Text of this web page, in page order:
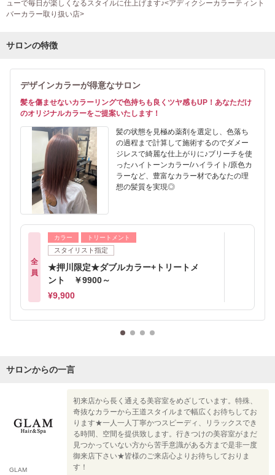
ューで毎日が楽しくなるスタイルに仕上げます♪<アディクシーカラーティント
バーカラー取り扱い店>
サロンの特徴
デザインカラーが得意なサロン
髪を傷ませないカラーリングで色持ちも良くツヤ感もUP！あなただけ
のオリジナルカラーをご提案いたします！
髪の状態を見極め薬剤を選定し、色落ち
の過程まで計算して施術するのでダメー
ジレスで綺麗な仕上がりに♪ブリーチを使
ったハイトーンカラー/ハイライト/原色カ
ラーなど、豊富なカラー材であなたの理
想の髪質を実現◎
全
員
カラー トリートメント
スタイリスト指定
★押川限定★ダブルカラー+トリートメ
ント ￥9900～
¥9,900
サロンからの一言
GLAM
初来店から長く通える美容室をめざしています。特殊、
奇抜なカラーから王道スタイルまで幅広くお待ちしてお
ります★一人一人丁寧かつスピーディ、リラックスでき
る時間、空間を提供致します。行きつけの美容室がまだ
見つかっていない方から苦手意識がある方まで是非一度
御来店下さい★皆様のご来店心よりお待ちしておりま
す！